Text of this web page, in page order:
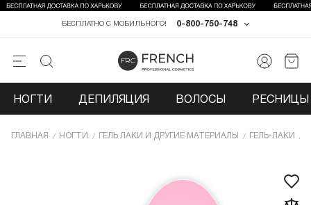
0-800-750-748
БЕСПЛАТНО С МОБИЛЬНОГО!
НОГТИ ДЕПИЛЯЦИЯ ВОЛОСЫ РЕСНИЦЫ
ГЛАВНАЯ НОГТИ ГЕЛЬ ЛАКИ И ДРУГИЕ МАТЕРИАЛЫ ГЕЛЬ-ЛАКИ